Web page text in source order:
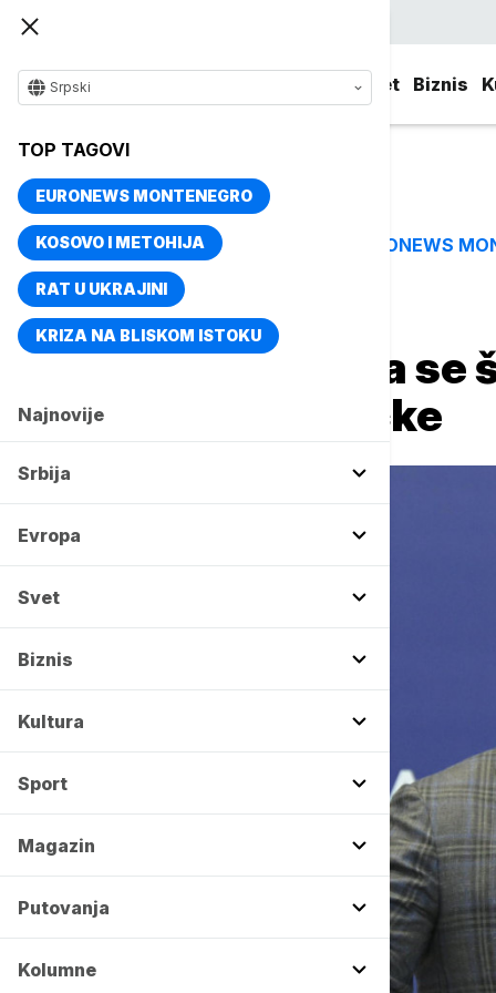
Svet Biznis
Srpski
TOP TAGOVI
EURONEWS MONTENEGRO
KOSOVO I METOHIJA
RAT U UKRAJINI
KRIZA NA BLISKOM ISTOKU
Najnovije
Srbija
Evropa
Svet
Biznis
Kultura
Sport
Magazin
Putovanja
Kolumne
TOP TAGOVI EURONEWS
Naslovna Biznis
Vesić: Želimo da se
legalne priključke